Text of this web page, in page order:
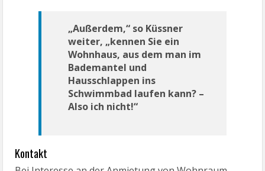
„Außerdem,“ so Küssner
weiter, „kennen Sie ein
Wohnhaus, aus dem man im
Bademantel und
Hausschlappen ins
Schwimmbad laufen kann? –
Also ich nicht!“
Kontakt